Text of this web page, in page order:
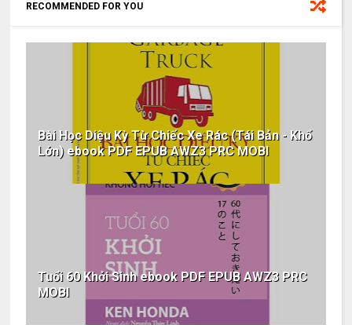
RECOMMENDED FOR YOU
Bài Học Diệu Kỳ Từ Chiếc Xe Rác (Tái Bản - Khổ
Lớn) ebook PDF EPUB AWZ3 PRC MOBI
Tuổi 60 Khởi Sinh ebook PDF EPUB AWZ3 PRC
MOBI